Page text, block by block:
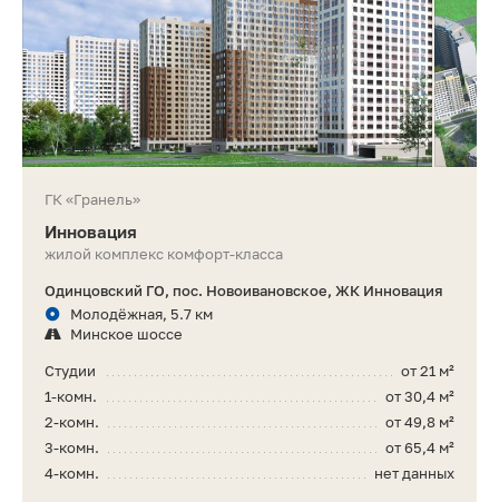
ГК «Гранель»
Инновация
жилой комплекс комфорт-класса
Одинцовский ГО, пос. Новоивановское, ЖК Инновация
Молодёжная, 5.7 км
Минское шоссе
от 21 м²
Студии
от 30,4 м²
1-комн.
от 49,8 м²
2-комн.
от 65,4 м²
3-комн.
нет данных
4-комн.